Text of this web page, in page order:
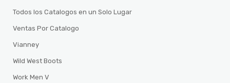
Todos los Catalogos en un Solo Lugar
Ventas Por Catalogo
Vianney
Wild West Boots
Work Men V